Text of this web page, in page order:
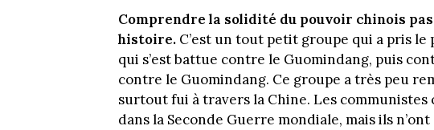
Comprendre la solidité du pouvoir chinois
histoire. C’est un tout petit groupe qui a pris le
qui s’est battue contre le Guomindang, puis
contre le Guomindang. Ce groupe a très peu
surtout fui à travers la Chine. Les
dans la Seconde Guerre mondiale, mais ils